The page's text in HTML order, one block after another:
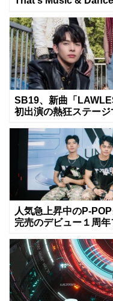
SB19、新曲「
初出演の熱狂ステー
人気急上昇中のP-
完売のデビュー１周